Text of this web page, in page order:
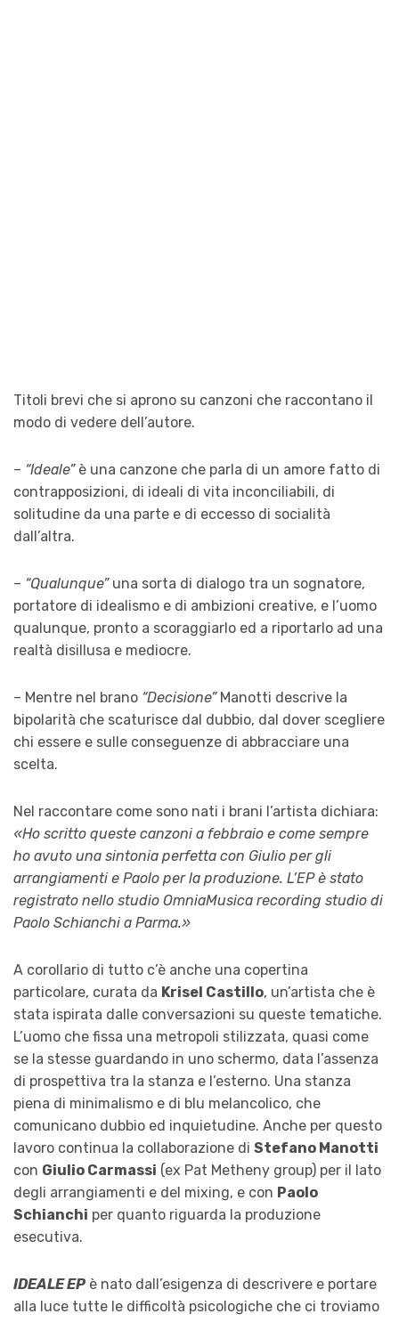
Titoli brevi che si aprono su canzoni che raccontano il
modo di vedere dell’autore.
– “Ideale”è una canzone che parla di un amore fatto di
contrapposizioni, di ideali di vita inconciliabili, di
solitudine da una parte e di eccesso di socialità
dall’altra.
– “Qualunque”una sorta di dialogo tra un sognatore,
portatore di idealismo e di ambizioni creative, e l’uomo
qualunque, pronto a scoraggiarlo ed a riportarlo ad una
realtà disillusa e mediocre.
– Mentre nel brano “Decisione”Manotti descrive la
bipolarità che scaturisce dal dubbio, dal dover scegliere
chi essere e sulle conseguenze di abbracciare una
scelta.
Nel raccontare come sono nati i brani l’artista dichiara:
«Ho scritto queste canzoni a febbraio e come sempre
ho avuto una sintonia perfetta con Giulio per gli
arrangiamenti e Paolo per la produzione. L’EP è stato
registrato nello studio OmniaMusica recording studio di
Paolo Schianchi a Parma.»
A corollario di tutto c’è anche una copertina
particolare, curata da Krisel Castillo, un’artista che è
stata ispirata dalle conversazioni su queste tematiche.
L’uomo che fissa una metropoli stilizzata, quasi come
se la stesse guardando in uno schermo, data l’assenza
di prospettiva tra la stanza e l’esterno. Una stanza
piena di minimalismo e di blu melancolico, che
comunicano dubbio ed inquietudine. Anche per questo
lavoro continua la collaborazione di Stefano Manotti
con Giulio Carmassi (ex Pat Metheny group) per il lato
degli arrangiamenti e del mixing, e con Paolo
Schianchi per quanto riguarda la produzione
esecutiva.
IDEALE EP è nato dall’esigenza di descrivere e portare
alla luce tutte le difficoltà psicologiche che ci troviamo